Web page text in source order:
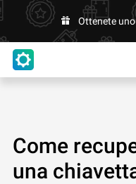
Ottenete
Come
una